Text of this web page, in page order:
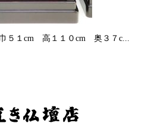
５１cm 高１１０cm 奥３７c...